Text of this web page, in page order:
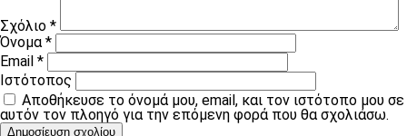
Σχόλιο *
Όνομα*
Email *
Ιστότοπος
Αποθήκευσε το όνομά μου, email, και τον ιστότοπο μου σε
αυτόν τον πλοηγό για την επόμενη φορά που θα σχολιάσω.